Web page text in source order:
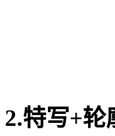
2.特写+轮